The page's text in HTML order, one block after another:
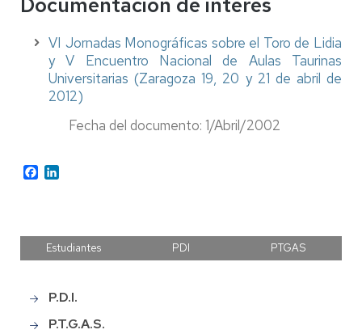
Documentación de interés
VI Jornadas Monográficas sobre el Toro de Lidia
y V Encuentro Nacional de Aulas Taurinas
Universitarias (Zaragoza 19, 20 y 21 de abril de
2012)
Fecha del documento: 1/Abril/2002
Facebook
Estudiantes PDI PTGAS
Main
menu
P.D.I.
P.T.G.A.S.